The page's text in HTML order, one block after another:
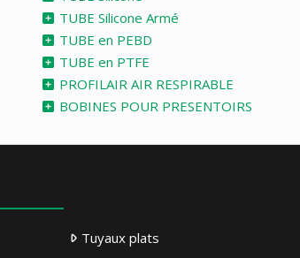
TUBE Silicone Armé
TUBE en PEBD
TUBE en PTFE
PROFILAIR AIR RESPIRABLE
BOBINES POUR PRESENTOIRS
Tuyaux plats